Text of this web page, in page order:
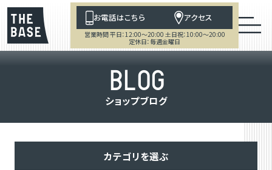
お電話はこちら アクセス
営業時間 平日：12:00～20:00 土日祝：10:00～20:00
定休日：毎週金曜日
BLOG
ショップブログ
カテゴリを選ぶ